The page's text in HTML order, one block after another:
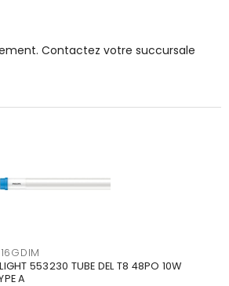
Contactez votre succursale
553230 TUBE DEL T8 48PO 10W
A